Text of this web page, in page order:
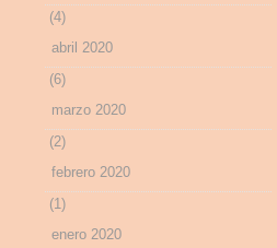
(4)
abril 2020
(6)
marzo 2020
(2)
febrero 2020
(1)
enero 2020